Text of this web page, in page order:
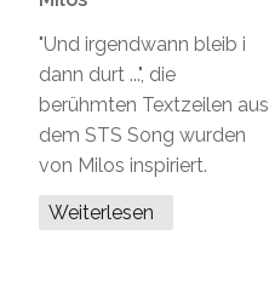
"Und irgendwann bleib i
dann durt ...", die
berühmten Textzeilen aus
dem STS Song wurden
von Milos inspiriert.
Weiterlesen